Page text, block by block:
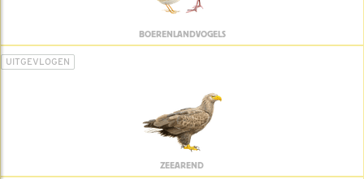
BOERENLANDVOGELS
UITGEVLOGEN
ZEEAREND